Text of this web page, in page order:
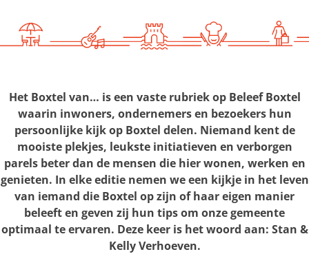
Het Boxtel van… is een vaste rubriek op Beleef Boxtel
waarin inwoners, ondernemers en bezoekers hun
persoonlijke kijk op Boxtel delen. Niemand kent de
mooiste plekjes, leukste initiatieven en verborgen
parels beter dan de mensen die hier wonen, werken en
genieten. In elke editie nemen we een kijkje in het leven
van iemand die Boxtel op zijn of haar eigen manier
beleeft en geven zij hun tips om onze gemeente
optimaal te ervaren. Deze keer is het woord aan: Stan &
Kelly Verhoeven.